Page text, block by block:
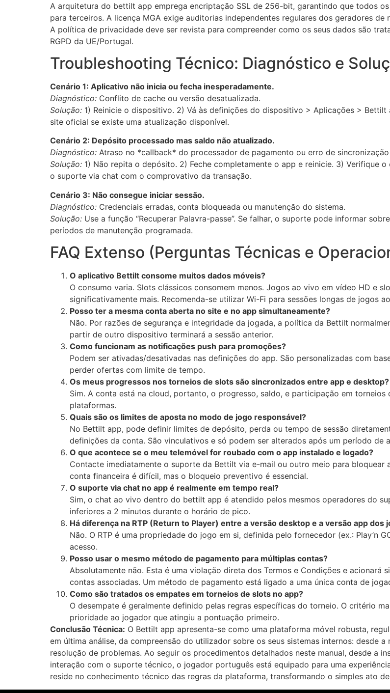
A arquitetura do bettilt app emprega encriptação SSL de 256-bit, garantindo que todos
para terceiros. A licença MGA exige auditorias independentes regulares dos geradores
A política de privacidade deve ser revista para compreender como os seus dados são
RGPD da UE/Portugal.
Troubleshooting Técnico: Diagnóstico e
Cenário 1: Aplicativo não inicia ou fecha inesperadamente.
Diagnóstico: Conflito de cache ou versão desatualizada.
Solução: 1) Reinicie o dispositivo. 2) Vá às definições do dispositivo > Aplicações > Bettilt
site oficial se existe uma atualização disponível.
Cenário 2: Depósito processado mas saldo não atualizado.
Diagnóstico: Atraso no *callback* do processador de pagamento ou erro de sincronização
Solução: 1) Não repita o depósito. 2) Feche completamente o app e reinicie. 3) Verifique
o suporte via chat com o comprovativo da transação.
Cenário 3: Não consegue iniciar sessão.
Diagnóstico: Credenciais erradas, conta bloqueada ou manutenção do sistema.
Solução: Use a função “Recuperar Palavra-passe”. Se falhar, o suporte pode informar
períodos de manutenção programada.
FAQ Extenso (Perguntas Técnicas e
O aplicativo Bettilt consome muitos dados móveis?
O consumo varia. Slots clássicos consomem menos. Jogos ao vivo em vídeo HD e
significativamente mais. Recomenda-se utilizar Wi-Fi para sessões longas de jogos
Posso ter a mesma conta aberta no site e no app simultaneamente?
Não. Por razões de segurança e integridade da jogada, a política da Bettilt
partir de outro dispositivo terminará a sessão anterior.
Como funcionam as notificações push para promoções?
Podem ser ativadas/desativadas nas definições do app. São personalizadas com
perder ofertas com limite de tempo.
Os meus progressos nos torneios de slots são sincronizados entre app e desktop?
Sim. A conta está na cloud, portanto, o progresso, saldo, e participação em
plataformas.
Quais são os limites de aposta no modo de jogo responsável?
No Bettilt app, pode definir limites de depósito, perda ou tempo de sessão
definições da conta. São vinculativos e só podem ser alterados após um período de
O que acontece se o meu telemóvel for roubado com o app instalado e logado?
Contacte imediatamente o suporte da Bettilt via e-mail ou outro meio para bloquear
conta financeira é difícil, mas o bloqueio preventivo é essencial.
O suporte via chat no app é realmente em tempo real?
Sim, o chat ao vivo dentro do bettilt app é atendido pelos mesmos operadores do
inferiores a 2 minutos durante o horário de pico.
Há diferença na RTP (Return to Player) entre a versão desktop e a versão app dos
Não. O RTP é uma propriedade do jogo em si, definida pelo fornecedor (ex.: Play’n
acesso.
Posso usar o mesmo método de pagamento para múltiplas contas?
Absolutamente não. Esta é uma violação direta dos Termos e Condições e acionará
contas associadas. Um método de pagamento está ligado a uma única conta de
Como são tratados os empates em torneios de slots no app?
O desempate é geralmente definido pelas regras específicas do torneio. O critério
prioridade ao jogador que atingiu a pontuação primeiro.
Conclusão Técnica: O Bettilt app apresenta-se como uma plataforma móvel robusta,
em última análise, da compreensão do utilizador sobre os seus sistemas internos: desde
resolução de problemas. Ao seguir os procedimentos detalhados neste manual, desde a
interação com o suporte técnico, o jogador português está equipado para uma
reside no conhecimento técnico das regras da plataforma, transformando o simples ato